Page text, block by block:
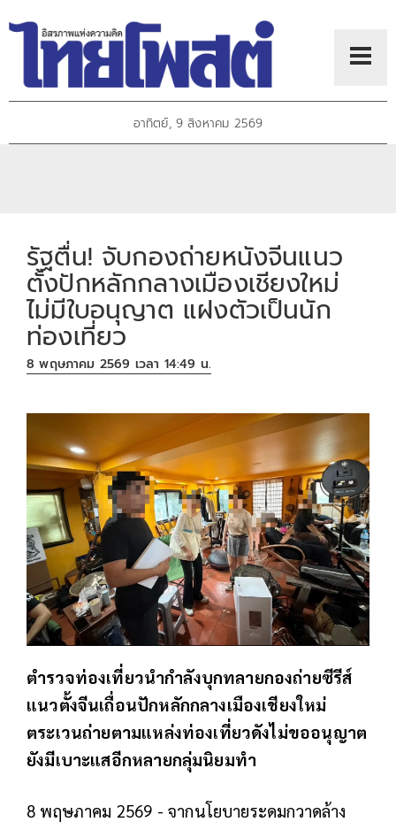
อาทิตย์, 9 สิงหาคม 2569
รัฐตื่น! จับกองถ่ายหนังจีนแนว
ตั้งปักหลักกลางเมืองเชียงใหม่
ไม่มีใบอนุญาต แฝงตัวเป็นนัก
ท่องเที่ยว
8 พฤษภาคม 2569 เวลา 14:49 น.
ตำรวจท่องเที่ยวนำกำลังบุกทลายกองถ่ายซีรีส์
แนวตั้งจีนเถื่อนปักหลักกลางเมืองเชียงใหม่
ตระเวนถ่ายตามแหล่งท่องเที่ยวดังไม่ขออนุญาต
ยังมีเบาะแสอีกหลายกลุ่มนิยมทำ
8 พฤษภาคม 2569 - จากนโยบายระดมกวาดล้าง